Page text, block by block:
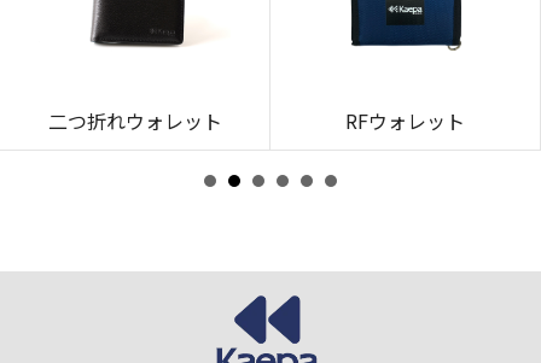
二つ折れウォレット RFウォレット